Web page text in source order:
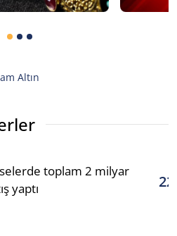
Altın
toplam 2 milyar
yaptı